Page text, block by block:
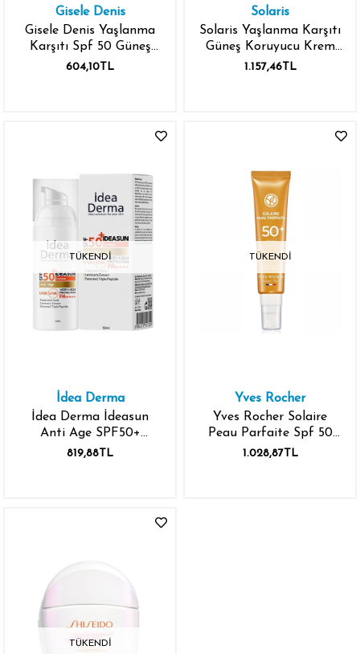
Gisele Denis
Gisele Denis Yaşlanma
Karşıtı Spf 50 Güneş
Koruma Kremi 40 ml
604,10TL
Solaris
Solaris Yaşlanma Karşıtı
Güneş Koruyucu Krem
SPF 50 50 ml
1.157,46TL
TÜKENDI
İdea Derma
İdea Derma İdeasun
Anti Age SPF50+
Yaşlanma Karşıtı Güneş
819,88TL
TÜKENDI
Yves Rocher
Yves Rocher Solaire
Peau Parfaite Spf 50
Yaşlanma Karşıtı Güneş
1.028,87TL
TÜKENDI